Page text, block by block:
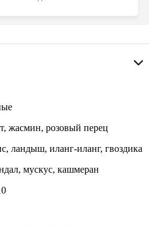
жасмин, розовый перец
ландыш, иланг-иланг, гвоздика
мускус, кашмеран